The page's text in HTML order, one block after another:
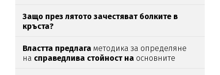
Защо през лятото зачестяват болките в
кръста?
Властта предлага методика за определяне
на справедлива стойност на основните